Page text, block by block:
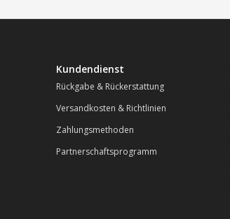
Kundendienst
Rückgabe & Rückerstattung
Versandkosten & Richtlinien
Zahlungsmethoden
Partnerschaftsprogramm